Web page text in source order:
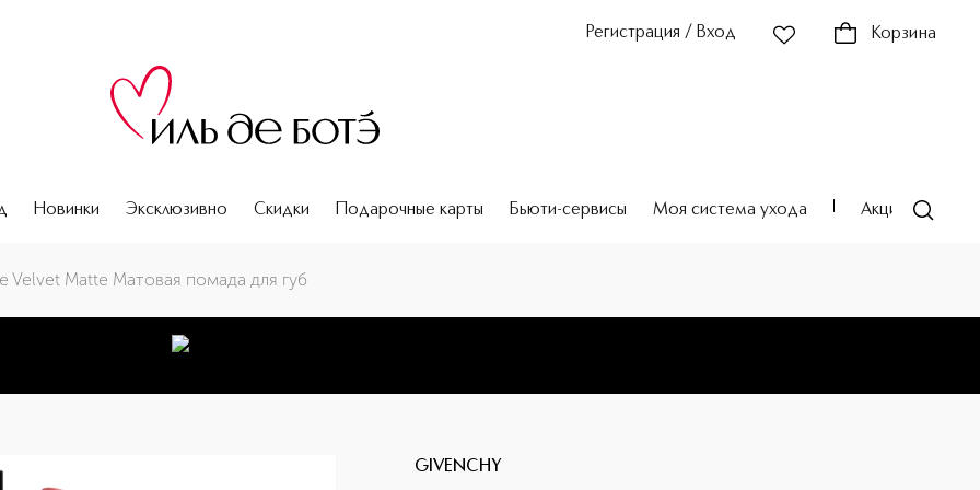
Регистрация / Вход Корзина
Новинки Эксклюзивно Скидки Подарочные карты Бьюти-сервисы Моя система ухода Акции
Velvet Matte Матовая помада для губ
GIVENCHY